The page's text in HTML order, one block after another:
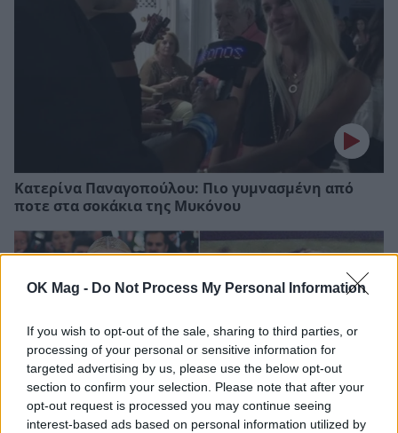
OK Mag - Do Not Process My Personal Information
If you wish to opt-out of the sale, sharing to third parties, or
processing of your personal or sensitive information for
targeted advertising by us, please use the below opt-out
section to confirm your selection. Please note that after your
opt-out request is processed you may continue seeing
interest-based ads based on personal information utilized by
Κατερίνα Παναγοπούλου: Πιο γυμνασμένη από
ποτε στα σοκάκια της Μυκόνου